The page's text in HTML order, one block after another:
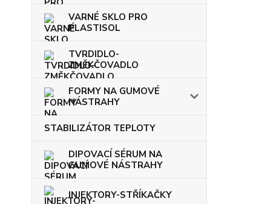
VARNÉ SKLO PRO
PLASTISOL
TVRDIDLO-
ZMĚKČOVADLO
FORMY NA GUMOVÉ
NÁSTRAHY
STABILIZÁTOR TEPLOTY
DIPOVACÍ SÉRUM NA
GUMOVÉ NÁSTRAHY
INJEKTORY-STŘÍKAČKY